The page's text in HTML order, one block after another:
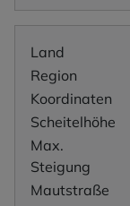
Land
Region
Koordinaten
Scheitelhöhe
Max.
Steigung
Mautstraße